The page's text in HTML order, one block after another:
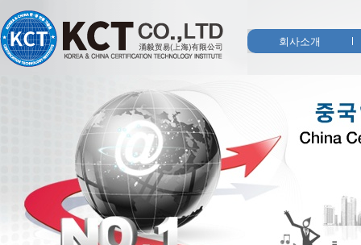
회사소개